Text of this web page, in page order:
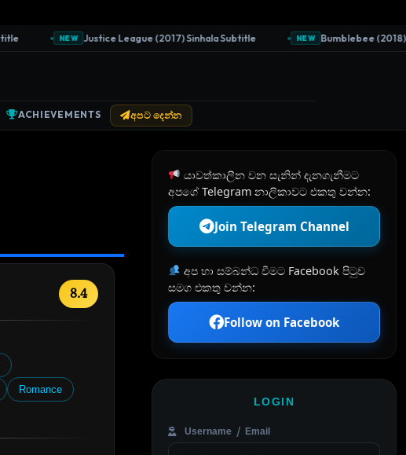
NEW Justice League (2017) Sinhala Subtitle NEW Bumblebee (2018)
ACHIEVEMENTS අපට දෙන්න
8.4
Romance
යාවත්කාලීන වන සැනින් දැනගැනීමට
අපගේ Telegram නාලිකාවට එකතු වන්න:
Join Telegram Channel
අප හා සම්බන්ධ වීමට Facebook පිටුව
සමග එකතු වන්න:
Follow on Facebook
LOGIN
Username / Email